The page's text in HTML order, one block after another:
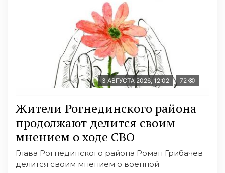
3 АВГУСТА 2026, 12:02 72
Жители Рогнединского района
продолжают делится своим
мнением о ходе СВО
Глава Рогнединского района Роман Грибачев
делится своим мнением о военной